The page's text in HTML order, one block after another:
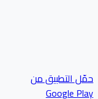
التطبيق من
Google